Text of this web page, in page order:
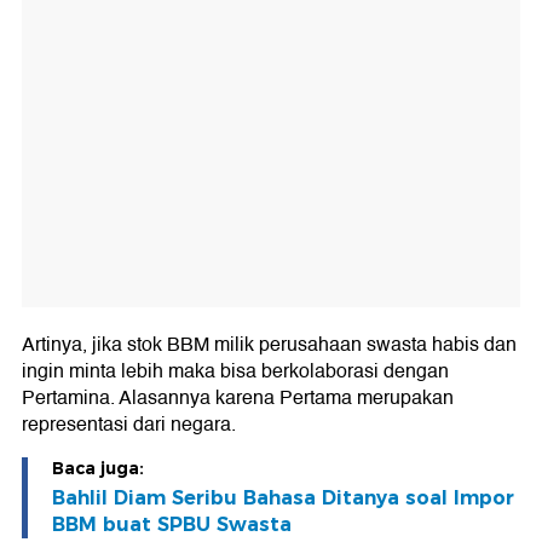
Artinya, jika stok BBM milik perusahaan swasta habis dan
ingin minta lebih maka bisa berkolaborasi dengan
Pertamina. Alasannya karena Pertama merupakan
representasi dari negara.
Baca juga:
Bahlil Diam Seribu Bahasa Ditanya soal Impor
BBM buat SPBU Swasta